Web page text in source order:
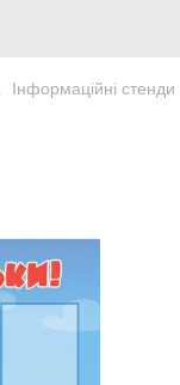
Інформаційні стенди